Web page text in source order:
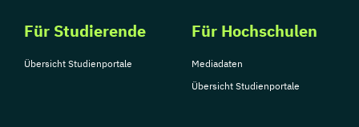
Für Studierende
Übersicht Studienportale
Für Hochschulen
Mediadaten
Übersicht Studienportale